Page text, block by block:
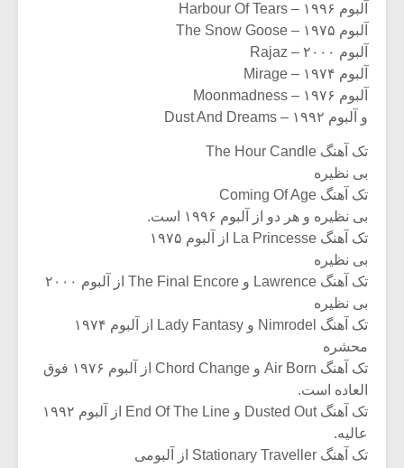
آلبوم ۱۹۹۶ – Harbour Of Tears
آلبوم ۱۹۷۵ – The Snow Goose
آلبوم ۲۰۰۰ – Rajaz
آلبوم ۱۹۷۴ – Mirage
آلبوم ۱۹۷۶ – Moonmadness
و آلبوم ۱۹۹۲ – Dust And Dreams
تک آهنگ The Hour Candle
بی نظیره
تک آهنگ Coming Of Age
بی نظیره و هر دو از آلبوم ۱۹۹۶ است.
تک آهنگ La Princesse از آلبوم ۱۹۷۵
بی نظیره
تک آهنگ Lawrence و The Final Encore از آلبوم ۲۰۰۰
بی نظیره
تک آهنگ Nimrodel و Lady Fantasy از آلبوم ۱۹۷۴
محشره
تک آهنگ Air Born و Chord Change از آلبوم ۱۹۷۶ فوق
العاده است.
تک آهنگ Dusted Out و End Of The Line از آلبوم ۱۹۹۲
عالیه.
تک آهنگ Stationary Traveller از آلبومی